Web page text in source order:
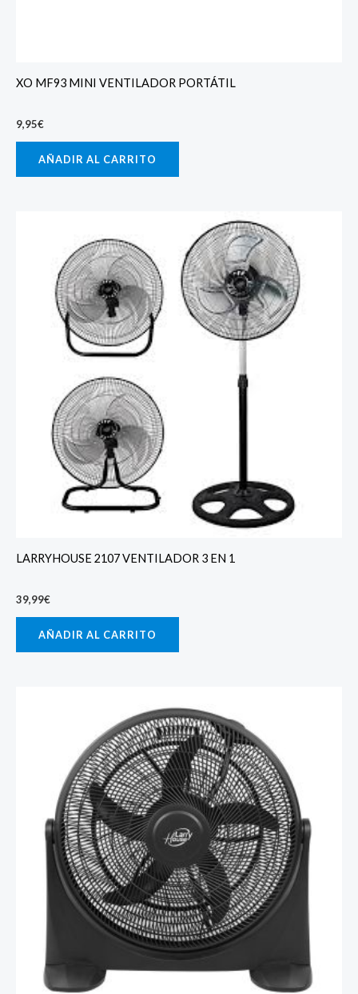
XO MF93 MINI VENTILADOR PORTÁTIL
9,95€
AÑADIR AL CARRITO
LARRYHOUSE 2107 VENTILADOR 3 EN 1
39,99€
AÑADIR AL CARRITO